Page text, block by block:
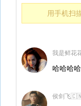
用手机扫
我是鲜花
哈哈哈
侯剑飞